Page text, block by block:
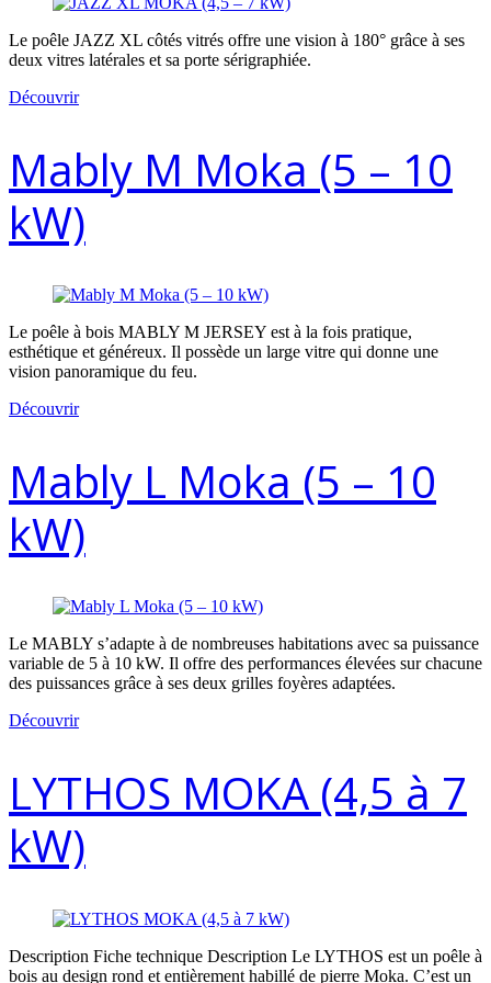
Le poêle JAZZ XL côtés vitrés offre une vision à 180° grâce à ses
deux vitres latérales et sa porte sérigraphiée.
Découvrir
Mably M Moka (5 – 10
kW)
Le poêle à bois MABLY M JERSEY est à la fois pratique,
esthétique et généreux. Il possède un large vitre qui donne une
vision panoramique du feu.
Découvrir
Mably L Moka (5 – 10
kW)
Le MABLY s’adapte à de nombreuses habitations avec sa puissance
variable de 5 à 10 kW. Il offre des performances élevées sur chacune
des puissances grâce à ses deux grilles foyères adaptées.
Découvrir
LYTHOS MOKA (4,5 à 7
kW)
Description Fiche technique Description Le LYTHOS est un poêle à
bois au design rond et entièrement habillé de pierre Moka. C’est un